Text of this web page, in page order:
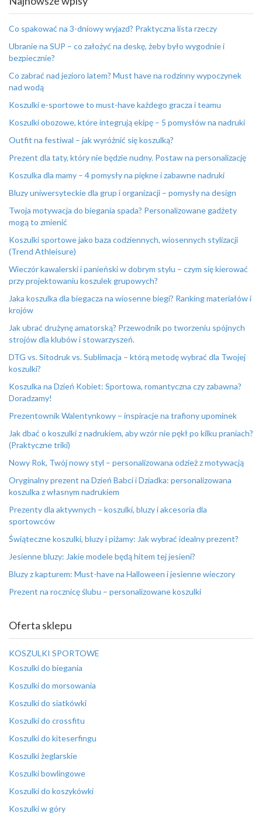
Co spakować na 3-dniowy wyjazd? Praktyczna lista rzeczy
Ubranie na SUP – co założyć na deskę, żeby było wygodnie i
bezpiecznie?
Co zabrać nad jezioro latem? Must have na rodzinny wypoczynek
nad wodą
Koszulki e-sportowe to must-have każdego gracza i teamu
Koszulki obozowe, które integrują ekipę – 5 pomysłów na nadruki
Outfit na festiwal – jak wyróżnić się koszulką?
Prezent dla taty, który nie będzie nudny. Postaw na personalizację
Koszulka dla mamy – 4 pomysły na piękne i zabawne nadruki
Bluzy uniwersyteckie dla grup i organizacji – pomysły na design
Twoja motywacja do biegania spada? Personalizowane gadżety
mogą to zmienić
Koszulki sportowe jako baza codziennych, wiosennych stylizacji
(Trend Athleisure)
Wieczór kawalerski i panieński w dobrym stylu – czym się kierować
przy projektowaniu koszulek grupowych?
Jaka koszulka dla biegacza na wiosenne biegi? Ranking materiałów i
krojów
Jak ubrać drużynę amatorską? Przewodnik po tworzeniu spójnych
strojów dla klubów i stowarzyszeń.
DTG vs. Sitodruk vs. Sublimacja – którą metodę wybrać dla Twojej
koszulki?
Koszulka na Dzień Kobiet: Sportowa, romantyczna czy zabawna?
Doradzamy!
Prezentownik Walentynkowy – inspiracje na trafiony upominek
Jak dbać o koszulki z nadrukiem, aby wzór nie pękł po kilku praniach?
(Praktyczne triki)
Nowy Rok, Twój nowy styl – personalizowana odzież z motywacją
Oryginalny prezent na Dzień Babci i Dziadka: personalizowana
koszulka z własnym nadrukiem
Prezenty dla aktywnych – koszulki, bluzy i akcesoria dla
sportowców
Świąteczne koszulki, bluzy i piżamy: Jak wybrać idealny prezent?
Jesienne bluzy: Jakie modele będą hitem tej jesieni?
Bluzy z kapturem: Must-have na Halloween i jesienne wieczory
Prezent na rocznicę ślubu – personalizowane koszulki
Oferta sklepu
KOSZULKI SPORTOWE
Koszulki do biegania
Koszulki do morsowania
Koszulki do siatkówki
Koszulki do crossfitu
Koszulki do kiteserfingu
Koszulki żeglarskie
Koszulki bowlingowe
Koszulki do koszykówki
Koszulki w góry